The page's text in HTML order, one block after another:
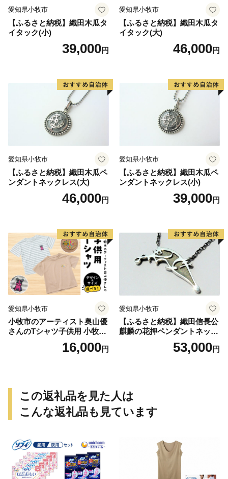
愛知県小牧市
【ふるさと納税】織田木瓜タ
イタック(小)
39,000円
愛知県小牧市
【ふるさと納税】織田木瓜タ
イタック(大)
46,000円
愛知県小牧市
【ふるさと納税】織田木瓜ペ
ンダントネックレス(大)
46,000円
愛知県小牧市
【ふるさと納税】織田木瓜ペ
ンダントネックレス(小)
39,000円
愛知県小牧市
小牧市のアーティスト奥山優
さんのTシャツ子供用 小牧市
16,000円
愛知県小牧市
【ふるさと納税】織田信長公
麒麟の花押ペンダントネック
53,000円
この返礼品を見た人は
こんな返礼品も見ています